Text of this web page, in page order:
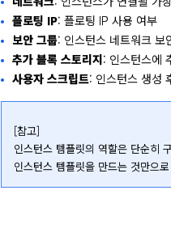
플로팅 IP: 플로팅 IP 사용 여부
보안 그룹: 인스턴스 네트워크 보
추가 블록 스토리지: 인스턴스에
사용자 스크립트: 인스턴스 생성
[참고]
인스턴스 템플릿의 역할은 단순히
인스턴스 템플릿을 만드는 것만으